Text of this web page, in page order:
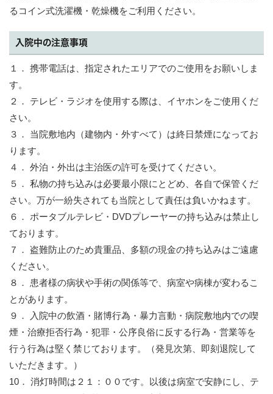
るコイン式洗濯機・乾燥機をご利用ください。
入院中の注意事項
１． 携帯電話は、指定されたエリアでのご使用をお願いしま
す。
２． テレビ・ラジオを使用する際は、イヤホンをご使用くだ
さい。
３． 当院敷地内（建物内・外すべて）は終日禁煙になってお
ります。
４． 外泊・外出は主治医の許可を受けてください。
５． 私物の持ち込みは必要最小限にとどめ、各自で保管くだ
さい。 万が一紛失されても当院として責任は負いかねます。
６． ポータブルテレビ・DVDプレーヤーの持ち込みは禁止し
ております。
７． 盗難防止のため貴重品、多額の現金の持ち込みはご遠慮
ください。
８． 患者様の病状や手術の関係等で、病室や病棟が変わるこ
とがあります。
９． 入院中の飲酒・賭博行為・暴力言動・病院敷地内での喫
煙・治療拒否行為・犯罪・公序良俗に反する行為・営業等を
行う行為は堅く禁じております。（発見次第、即刻退院して
いただきます。）
10． 消灯時間は２１：００です。以後は病室で安静にし、テ